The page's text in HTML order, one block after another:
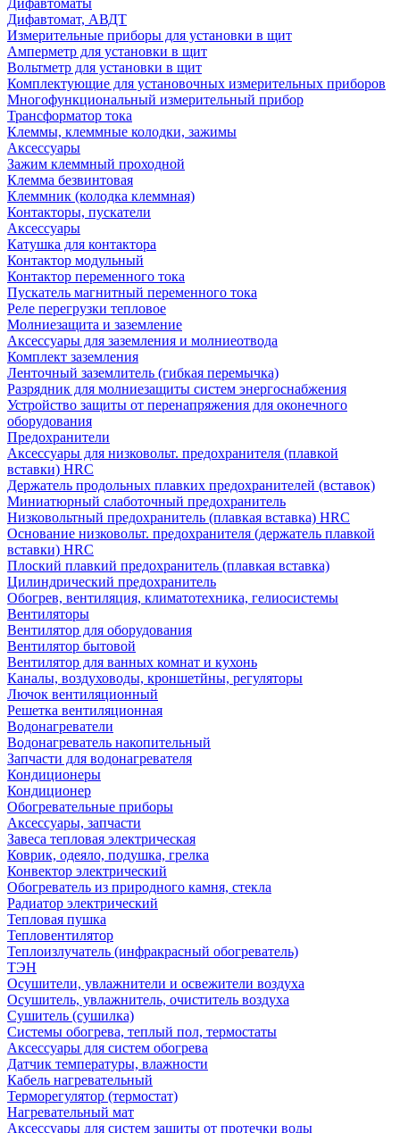
Дифавтоматы
Дифавтомат, АВДТ
Измерительные приборы для установки в щит
Амперметр для установки в щит
Вольтметр для установки в щит
Комплектующие для установочных измерительных приборов
Многофункциональный измерительный прибор
Трансформатор тока
Клеммы, клеммные колодки, зажимы
Аксессуары
Зажим клеммный проходной
Клемма безвинтовая
Клеммник (колодка клеммная)
Контакторы, пускатели
Аксессуары
Катушка для контактора
Контактор модульный
Контактор переменного тока
Пускатель магнитный переменного тока
Реле перегрузки тепловое
Молниезащита и заземление
Аксессуары для заземления и молниеотвода
Комплект заземления
Ленточный заземлитель (гибкая перемычка)
Разрядник для молниезащиты систем энергоснабжения
Устройство защиты от перенапряжения для оконечного
оборудования
Предохранители
Аксессуары для низковольт. предохранителя (плавкой
вставки) HRC
Держатель продольных плавких предохранителей (вставок)
Миниатюрный слаботочный предохранитель
Низковольтный предохранитель (плавкая вставка) HRC
Основание низковольт. предохранителя (держатель плавкой
вставки) HRC
Плоский плавкий предохранитель (плавкая вставка)
Цилиндрический предохранитель
Обогрев, вентиляция, климатотехника, гелиосистемы
Вентиляторы
Вентилятор для оборудования
Вентилятор бытовой
Вентилятор для ванных комнат и кухонь
Каналы, воздуховоды, кроншетйны, регуляторы
Лючок вентиляционный
Решетка вентиляционная
Водонагреватели
Водонагреватель накопительный
Запчасти для водонагревателя
Кондиционеры
Кондиционер
Обогревательные приборы
Аксессуары, запчасти
Завеса тепловая электрическая
Коврик, одеяло, подушка, грелка
Конвектор электрический
Обогреватель из природного камня, стекла
Радиатор электрический
Тепловая пушка
Тепловентилятор
Теплоизлучатель (инфракрасный обогреватель)
ТЭН
Осушители, увлажнители и освежители воздуха
Осушитель, увлажнитель, очиститель воздуха
Сушитель (сушилка)
Системы обогрева, теплый пол, термостаты
Аксессуары для систем обогрева
Датчик температуры, влажности
Кабель нагревательный
Терморегулятор (термостат)
Нагревательный мат
Аксессуары для систем защиты от протечки воды